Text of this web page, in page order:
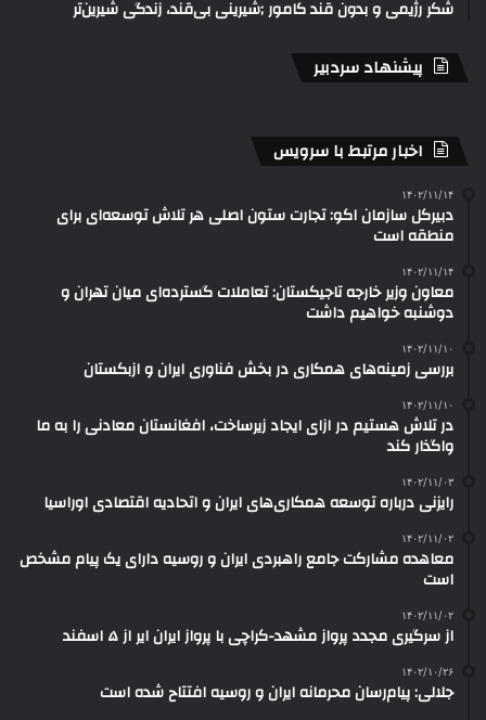
شکر رژیمی و بدون قند کامور ;شیرینی بی‌قند، زندگی شیرین‌تر
پیشنهاد سردبیر
اخبار مرتبط با سرویس
۱۴۰۲/۱۱/۱۴
دبیرکل سازمان اکو: تجارت ستون اصلی هر تلاش توسعه‌ای برای
منطقه است
۱۴۰۲/۱۱/۱۴
معاون وزیر خارجه تاجیکستان: تعاملات گسترده‌ای میان تهران و
دوشنبه خواهیم داشت
۱۴۰۲/۱۱/۱۰
بررسی زمینه‌های همکاری در بخش فناوری ایران و ازبکستان
۱۴۰۲/۱۱/۱۰
در تلاش هستیم در ازای ایجاد زیرساخت‌، افغانستان معادنی را به ما
واگذار کند
۱۴۰۲/۱۱/۰۳
رایزنی درباره توسعه همکاری‌های ایران و اتحادیه اقتصادی اوراسیا
۱۴۰۲/۱۱/۰۲
معاهده مشارکت جامع راهبردی ایران و روسیه دارای یک پیام مشخص
است
۱۴۰۲/۱۱/۰۲
از سرگیری مجدد پرواز مشهد-کراچی با پرواز ایران ایر از ۵ اسفند
۱۴۰۲/۱۰/۲۶
جلالی: پیام‌رسان محرمانه ایران و روسیه افتتاح شده است